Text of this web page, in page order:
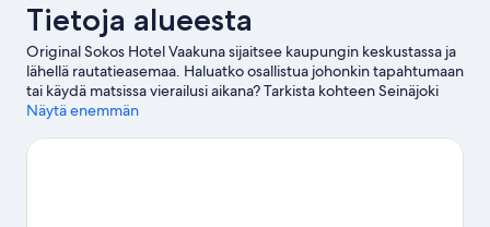
Tietoja alueesta
Original Sokos Hotel Vaakuna sijaitsee kaupungin keskustassa ja
lähellä rautatieasemaa. Haluatko osallistua johonkin tapahtumaan
tai käydä matsissa vierailusi aikana? Tarkista kohteen Seinäjoki
Areena tapahtumat. Kannattaa myös varata aikaa alueen
hiihtäminen/lasketteleminen.
Näytä enemmän